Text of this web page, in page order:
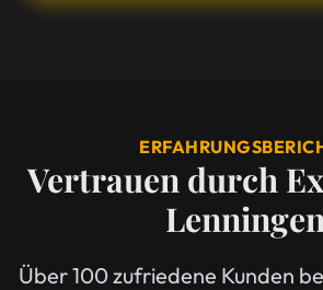
Vertrauen durch
Lenningen
Über 100 zufriedene Kunden